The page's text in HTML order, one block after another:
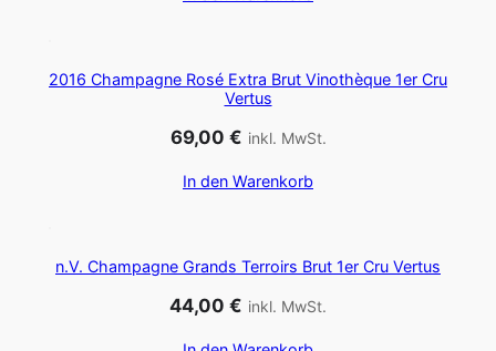
2016 Champagne Rosé Extra Brut Vinothèque 1er Cru
Vertus
69,00 € inkl. MwSt.
In den Warenkorb
n.V. Champagne Grands Terroirs Brut 1er Cru Vertus
44,00 € inkl. MwSt.